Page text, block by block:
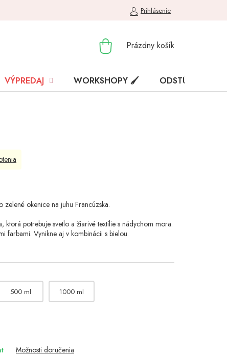
Prihlásenie
NÁKUPNÝ
Prázdny košík
VÝPREDAJ WORKSHOPY 🖌️ ODSTÚPENIE
500 ml 1000 ml
Možnosti doručenia
okenice na juhu Francúzska.
ktorá potrebuje svetlo a žiarivé textílie s nádychom mora.
farbami. Vynikne aj v kombinácii s bielou.